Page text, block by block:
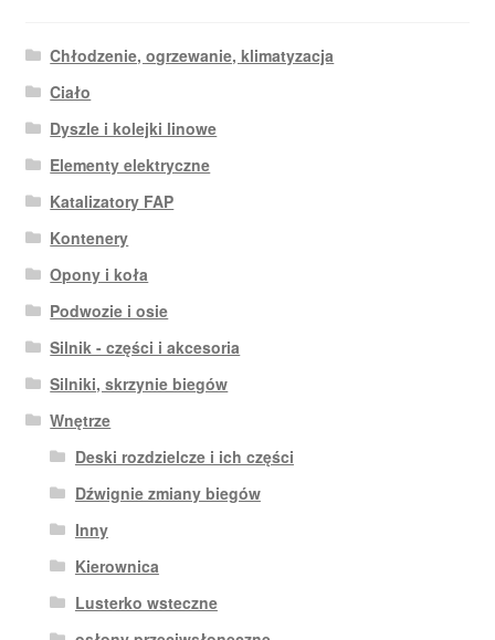
Chłodzenie, ogrzewanie, klimatyzacja
Ciało
Dyszle i kolejki linowe
Elementy elektryczne
Katalizatory FAP
Kontenery
Opony i koła
Podwozie i osie
Silnik - części i akcesoria
Silniki, skrzynie biegów
Wnętrze
Deski rozdzielcze i ich części
Dźwignie zmiany biegów
Inny
Kierownica
Lusterko wsteczne